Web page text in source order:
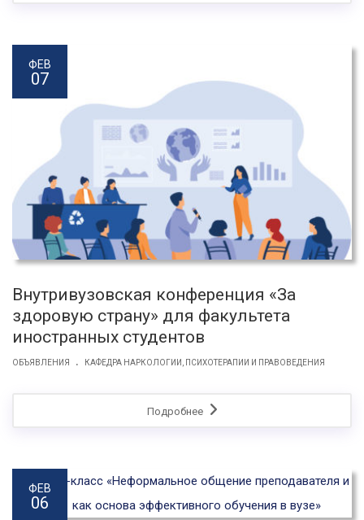
ФЕВ
07
Внутривузовская конференция «За
здоровую страну» для факультета
иностранных студентов
ОБЪЯВЛЕНИЯ . КАФЕДРА НАРКОЛОГИИ, ПСИХОТЕРАПИИ И ПРАВОВЕДЕНИЯ
Подробнее
ФЕВ
06